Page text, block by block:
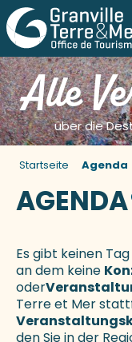
Alle
über die
Startseite Agenda
AGENDA
Es gibt keinen
an dem keine
oder
Terre et Mer
den Sie in der